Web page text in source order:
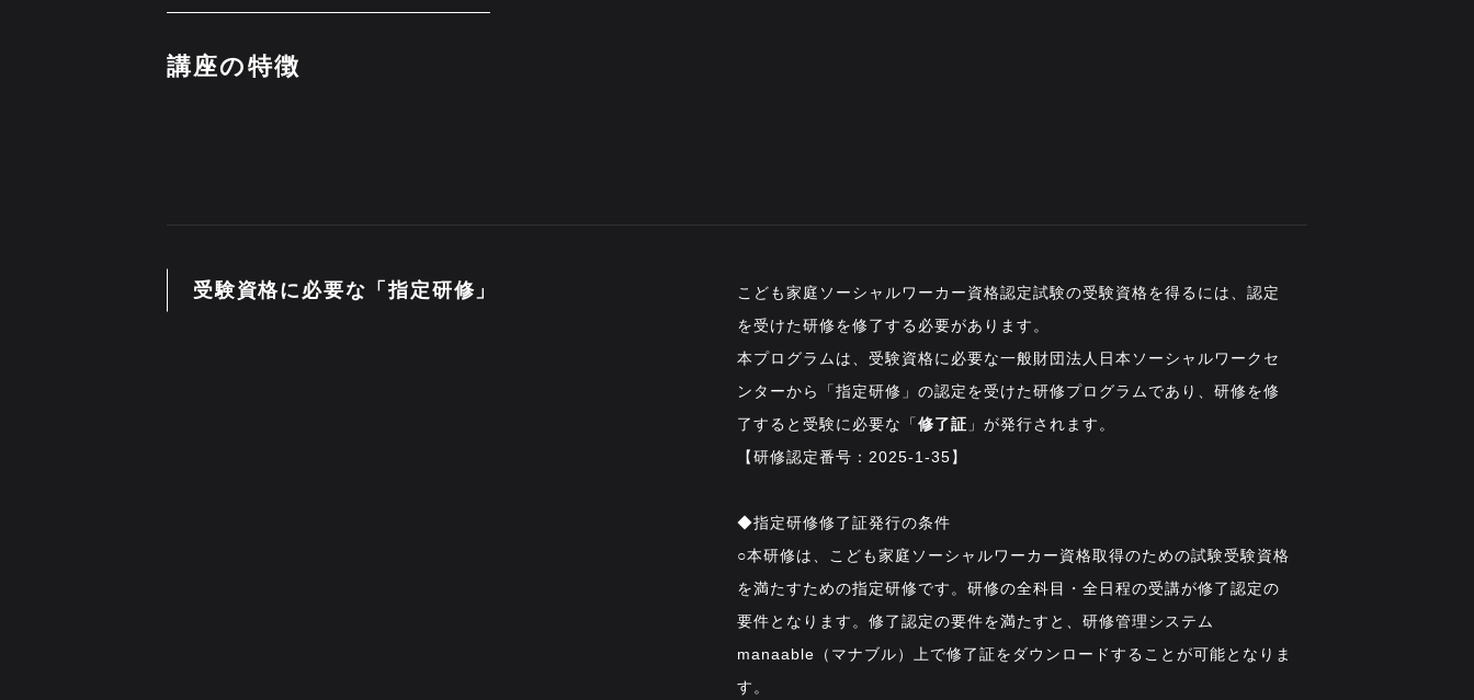
講座の特徴
受験資格に必要な「指定研修」
こども家庭ソーシャルワーカー資格認定試験の受験資格を得るには、認定
を受けた研修を修了する必要があります。
本プログラムは、受験資格に必要な一般財団法人日本ソーシャルワークセ
ンターから「指定研修」の認定を受けた研修プログラムであり、研修を修
了すると受験に必要な「修了証 」が発行されます。
【研修認定番号：2025-1-35】
◆指定研修修了証発行の条件
○本研修は、こども家庭ソーシャルワーカー資格取得のための試験受験資格
を満たすための指定研修です。研修の全科目・全日程の受講が修了認定の
要件となります。修了認定の要件を満たすと、研修管理システム
manaable（マナブル）上で修了証をダウンロードすることが可能となりま
す。